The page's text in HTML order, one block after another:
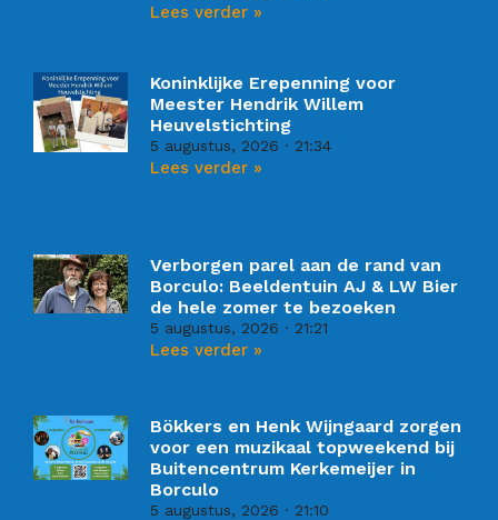
Lees verder »
Koninklijke Erepenning voor
Meester Hendrik Willem
Heuvelstichting
5 augustus, 2026 21:34
Lees verder »
Verborgen parel aan de rand van
Borculo: Beeldentuin AJ & LW Bier
de hele zomer te bezoeken
5 augustus, 2026 21:21
Lees verder »
Bökkers en Henk Wijngaard zorgen
voor een muzikaal topweekend bij
Buitencentrum Kerkemeijer in
Borculo
5 augustus, 2026 21:10